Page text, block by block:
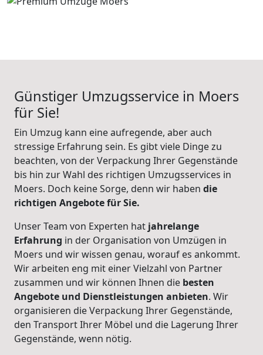
Günstiger Umzugsservice in Moers
für Sie!
Ein Umzug kann eine aufregende, aber auch
stressige Erfahrung sein. Es gibt viele Dinge zu
beachten, von der Verpackung Ihrer Gegenstände
bis hin zur Wahl des richtigen Umzugsservices in
Moers. Doch keine Sorge, denn wir haben die
richtigen Angebote für Sie.
Unser Team von Experten hat jahrelange
Erfahrung in der Organisation von Umzügen in
Moers und wir wissen genau, worauf es ankommt.
Wir arbeiten eng mit einer Vielzahl von Partner
zusammen und wir können Ihnen die besten
Angebote und Dienstleistungen anbieten. Wir
organisieren die Verpackung Ihrer Gegenstände,
den Transport Ihrer Möbel und die Lagerung Ihrer
Gegenstände, wenn nötig.